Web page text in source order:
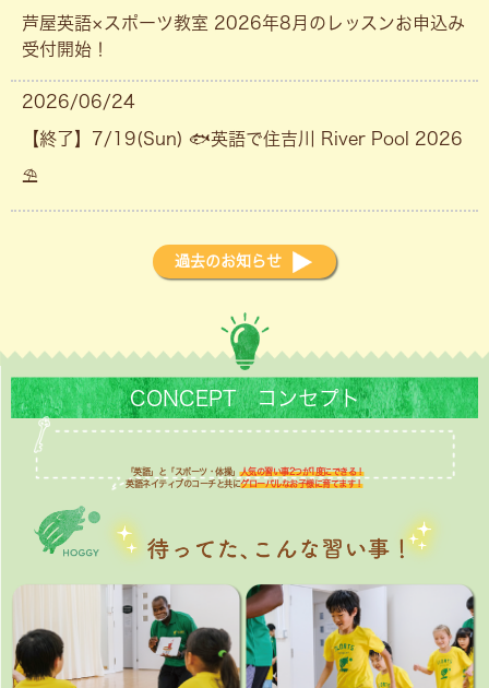
芦屋英語×スポーツ教室 2026年8月のレッスンお申込み
受付開始！
2026/06/24
【終了】7/19(Sun) 🐟英語で住吉川 River Pool 2026
⛱
過去のお知らせ
CONCEPT コンセプト
「英語」と「スポーツ・体操」人気の習い事2つが1度にできる！
英語ネイティブのコーチと共にグローバルなお子様に育てます！